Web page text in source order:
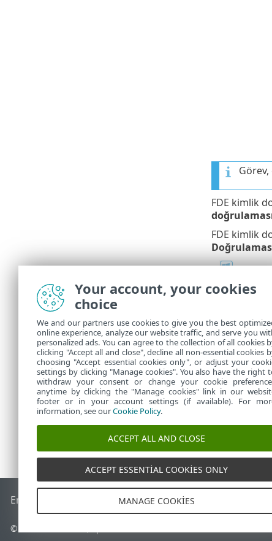
FDE kimlik
FDE kimlik
FDE
Modu
FDE
sonra,
FDE
görevi,
End of Life ESET Bilgi BankasıESET Forumu
© 1992 - 2026 ESET, spol. s r.o. - Tüm hakları saklıdır.
Your account, your cookies
choice
We and our partners use cookies to give you the best
online experience, analyze our website traffic, and serve you
personalized ads. You can agree to the collection of all cookies
clicking "Accept all and close", decline all non-essential cookies
choosing "Accept essential cookies only", or adjust your
settings by clicking "Manage cookies". You also have the right
withdraw your consent or change your cookie
anytime by clicking the "Manage cookies" link in our
footer or in your account settings (if available). For
information, see ourCookie Policy.
ACCEPT ALL AND CLOSE
ACCEPT ESSENTIAL COOKIES ONLY
MANAGE COOKIES